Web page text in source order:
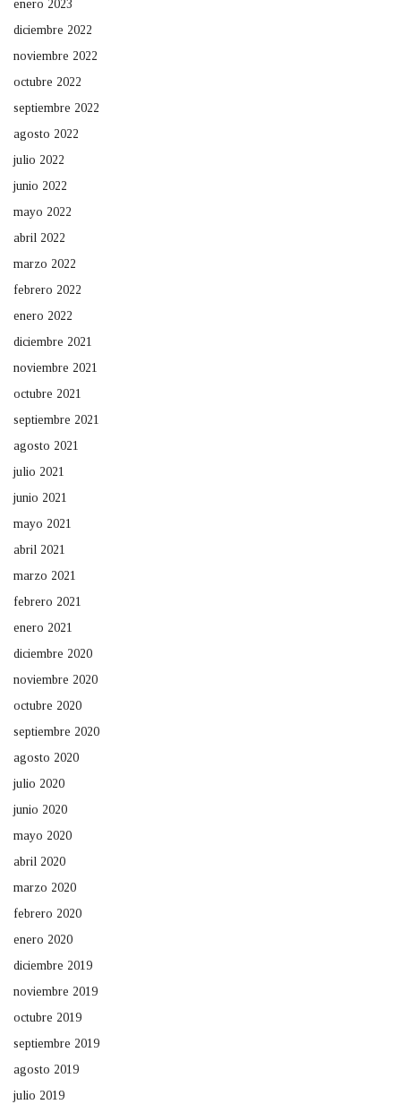
enero 2023
diciembre 2022
noviembre 2022
octubre 2022
septiembre 2022
agosto 2022
julio 2022
junio 2022
mayo 2022
abril 2022
marzo 2022
febrero 2022
enero 2022
diciembre 2021
noviembre 2021
octubre 2021
septiembre 2021
agosto 2021
julio 2021
junio 2021
mayo 2021
abril 2021
marzo 2021
febrero 2021
enero 2021
diciembre 2020
noviembre 2020
octubre 2020
septiembre 2020
agosto 2020
julio 2020
junio 2020
mayo 2020
abril 2020
marzo 2020
febrero 2020
enero 2020
diciembre 2019
noviembre 2019
octubre 2019
septiembre 2019
agosto 2019
julio 2019